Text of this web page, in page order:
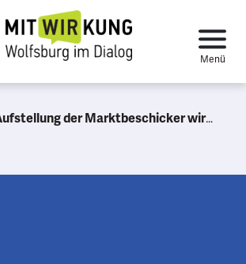
der Marktbeschicker wirkt besonders am Mittwoch ungeordnet und zufällig, besser kompakter und heimelig